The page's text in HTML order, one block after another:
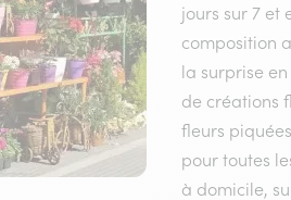
jours sur 7 et
composition
la surprise
de créations
fleurs
pour toutes
à domicile,